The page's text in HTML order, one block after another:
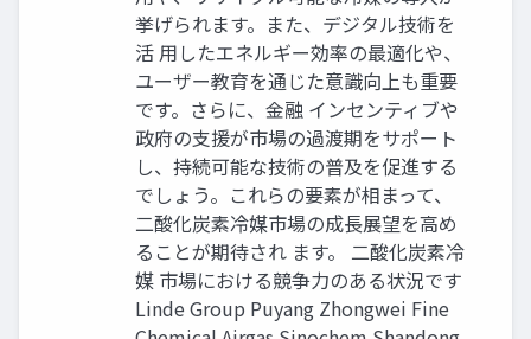
挙げられます。また、デジタル技術を
活 用したエネルギー効率の最適化や、
ユーザー教育を通じた意識向上も重要
です。さらに、金融 インセンティブや
政府の支援が市場の過渡期をサポート
し、持続可能な技術の普及を促進する
でしょう。これらの要素が相まって、
二酸化炭素冷媒市場の成長展望を高め
ることが期待され ます。 二酸化炭素冷
媒 市場における競争力のある状況です
Linde Group Puyang Zhongwei Fine